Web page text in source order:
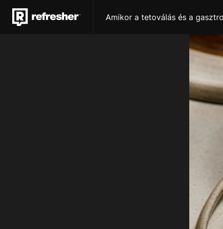
Amikor a tetoválás és a